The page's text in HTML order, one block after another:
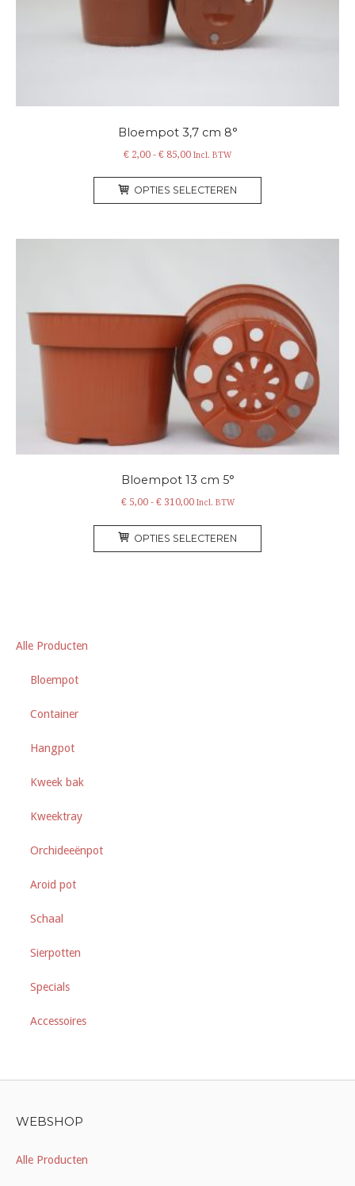
op
productpagina
Bloempot 3,7 cm 8°
€ 2,00 - € 85,00Prijsklasse:
tot
Incl. BTW
OPTIES SELECTEREN
optie
kan
gekozen
worden
op
de
productpagina
Bloempot 13 cm 5°
€5,00 - €310,00Prijsklasse:
Incl. BTW
OPTIES SELECTEREN
Alle Producten
Bloempot
Container
Hangpot
Kweek bak
Kweektray
Orchideeënpot
Aroid pot
Schaal
Sierpotten
Specials
Accessoires
WEBSHOP
Alle Producten